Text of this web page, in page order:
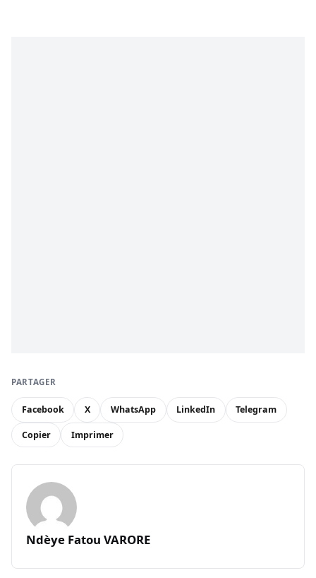
PARTAGER
Facebook X WhatsApp LinkedIn Telegram
Copier Imprimer
Ndèye Fatou VARORE